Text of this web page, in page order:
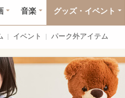
音楽 グッズ・イベント
イベント パーク外アイテム